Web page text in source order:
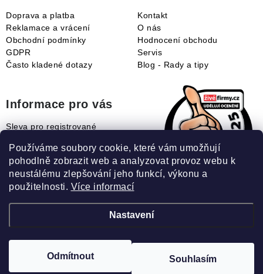
Používáme soubory cookie, které vám umožňují
pohodlně zobrazit web a analyzovat provoz webu k
neustálému zlepšování jeho funkcí, výkonu a
použitelnosti. Více informací
Nastavení
Odmítnout Souhlasím
Doprava a platba
Reklamace a vrácení
Obchodní podmínky
GDPR
Často kladené dotazy
Kontakt
O nás
Hodnocení obchodu
Servis
Blog - Rady a tipy
Informace pro vás
Sleva pro registrované
Jak uplatnit slevový kupón?
Jak nakupovat?
Slovník pojmů
Recenze našeho eshopu: